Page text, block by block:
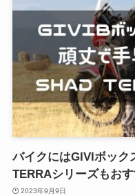
バイクにはGIVIボック
TERRAシリーズもおす
2023年9月9日